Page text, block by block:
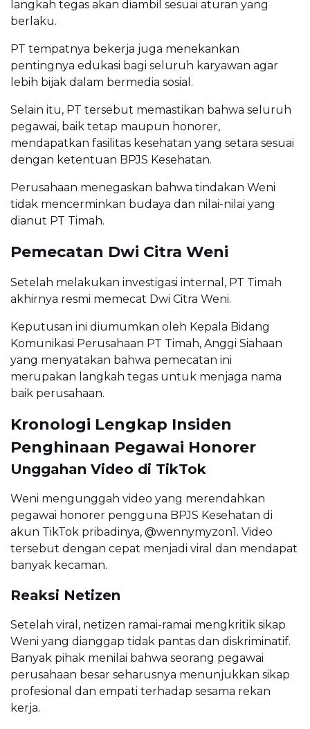
langkah tegas akan diambil sesuai aturan yang
berlaku.
PT tempatnya bekerja juga menekankan
pentingnya edukasi bagi seluruh karyawan agar
lebih bijak dalam bermedia sosial.
Selain itu, PT tersebut memastikan bahwa seluruh
pegawai, baik tetap maupun honorer,
mendapatkan fasilitas kesehatan yang setara sesuai
dengan ketentuan BPJS Kesehatan.
Perusahaan menegaskan bahwa tindakan Weni
tidak mencerminkan budaya dan nilai-nilai yang
dianut PT Timah.
Pemecatan Dwi Citra Weni
Setelah melakukan investigasi internal, PT Timah
akhirnya resmi memecat Dwi Citra Weni.
Keputusan ini diumumkan oleh Kepala Bidang
Komunikasi Perusahaan PT Timah, Anggi Siahaan
yang menyatakan bahwa pemecatan ini
merupakan langkah tegas untuk menjaga nama
baik perusahaan.
Kronologi Lengkap Insiden
Penghinaan Pegawai Honorer
Unggahan Video di TikTok
Weni mengunggah video yang merendahkan
pegawai honorer pengguna BPJS Kesehatan di
akun TikTok pribadinya, @wennymyzon1. Video
tersebut dengan cepat menjadi viral dan mendapat
banyak kecaman.
Reaksi Netizen
Setelah viral, netizen ramai-ramai mengkritik sikap
Weni yang dianggap tidak pantas dan diskriminatif.
Banyak pihak menilai bahwa seorang pegawai
perusahaan besar seharusnya menunjukkan sikap
profesional dan empati terhadap sesama rekan
kerja.